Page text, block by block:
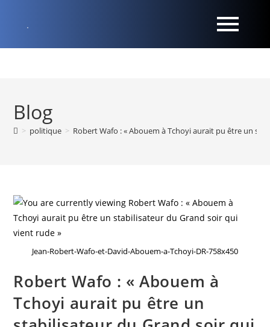
Blog
> politique > Robert Wafo : « Abouem à Tchoyi aurait pu être un
Jean-Robert-Wafo-et-David-Abouem-a-Tchoyi-DR-758x450
Robert Wafo : « Abouem à
Tchoyi aurait pu être un